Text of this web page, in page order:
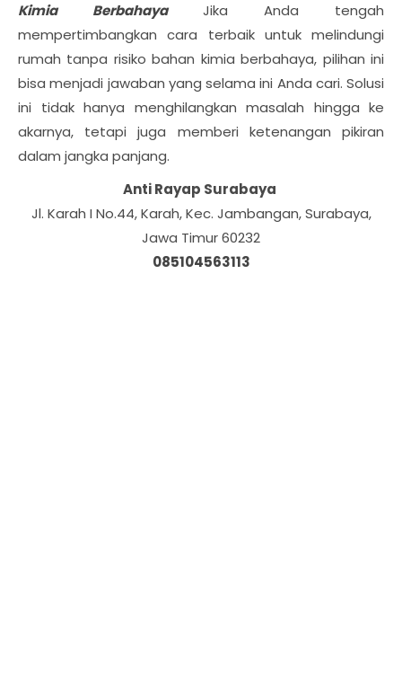
Kimia Berbahaya
Jika Anda tengah
mempertimbangkan cara terbaik untuk melindungi
rumah tanpa risiko bahan kimia berbahaya, pilihan ini
bisa menjadi jawaban yang selama ini Anda cari. Solusi
ini tidak hanya menghilangkan masalah hingga ke
akarnya, tetapi juga memberi ketenangan pikiran
dalam jangka panjang.
Anti Rayap Surabaya
Jl. Karah I No.44, Karah, Kec. Jambangan, Surabaya,
Jawa Timur 60232
085104563113